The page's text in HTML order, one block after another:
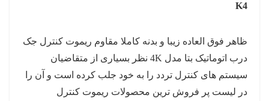
K4
ظاهر فوق العاده زیبا و بدنه کاملا مقاوم ریموت کنترل جک
درب اتوماتیک بتا مدل 4K نظر بسیاری از متقاضیان
سیستم های کنترل تردد را به خود جلب کرده است و آن را
در لیست پر فروش ترین محصولات ریموت کنترل